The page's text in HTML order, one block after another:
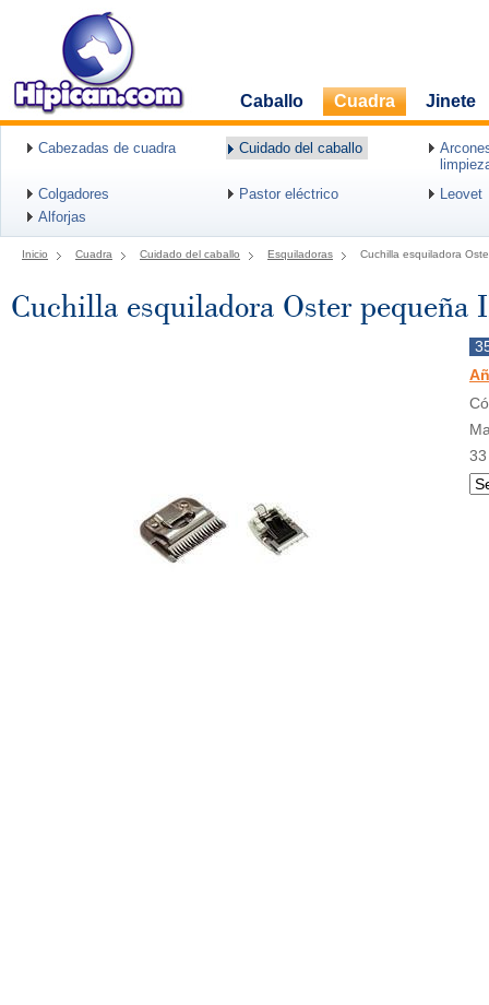
Caballo Cuadra Jinete
Cabezadas de cuadra Cuidado del caballo
Colgadores
Pastor eléctrico
Leovet
Alforjas
Inicio Cuadra Cuidado del caballo Esquiladoras Cuchilla esquiladora
Cuchilla esquiladora Oster pequeña